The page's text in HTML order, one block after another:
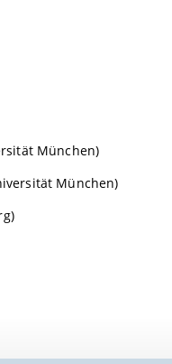
München)
München)